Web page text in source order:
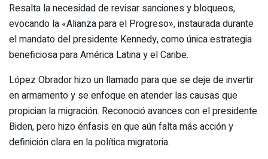
Resalta la necesidad de revisar sanciones y bloqueos,
evocando la «Alianza para el Progreso», instaurada durante
el mandato del presidente Kennedy, como única estrategia
beneficiosa para América Latina y el Caribe.
López Obrador hizo un llamado para que se deje de invertir
en armamento y se enfoque en atender las causas que
propician la migración. Reconoció avances con el presidente
Biden, pero hizo énfasis en que aún falta más acción y
definición clara en la política migratoria.